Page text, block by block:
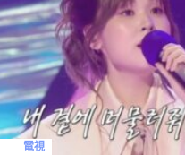
電視